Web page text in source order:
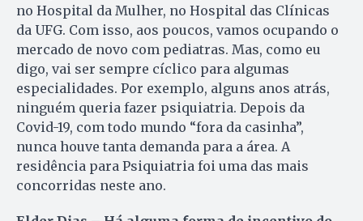
no Hospital da Mulher, no Hospital das Clínicas
da UFG. Com isso, aos poucos, vamos ocupando o
mercado de novo com pediatras. Mas, como eu
digo, vai ser sempre cíclico para algumas
especialidades. Por exemplo, alguns anos atrás,
ninguém queria fazer psiquiatria. Depois da
Covid-19, com todo mundo “fora da casinha”,
nunca houve tanta demanda para a área. A
residência para Psiquiatria foi uma das mais
concorridas neste ano.